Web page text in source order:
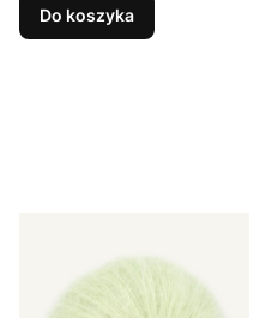
Do koszyka